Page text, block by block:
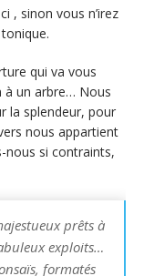
, sinon vous n’irez
qui va vous
à un arbre… Nous
la splendeur, pour
nous appartient
nous si contraints,
prêts à
exploits…
formatés